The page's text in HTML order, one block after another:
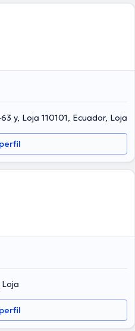
y, Loja 110101, Ecuador, Loja
Loja